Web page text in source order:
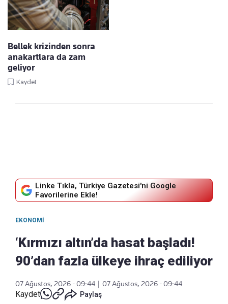
Bellek krizinden sonra
anakartlara da zam
geliyor
Kaydet
Linke Tıkla, Türkiye Gazetesi'ni Google
Favorilerine Ekle!
EKONOMI
‘Kırmızı altın’da hasat başladı!
90’dan fazla ülkeye ihraç ediliyor
07 Ağustos, 2026 - 09:44 07 Ağustos, 2026 - 09:44
Kaydet Paylaş